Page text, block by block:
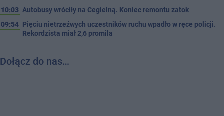
10:03 Autobusy wróciły na Cegielną. Koniec remontu zatok
09:54 Pięciu nietrzeźwych uczestników ruchu wpadło w ręce policji.
Rekordzista miał 2,6 promila
Dołącz do nas…